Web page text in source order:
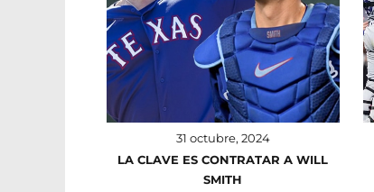
31 octubre, 2024
LA CLAVE ES CONTRATAR A WILL
SMITH